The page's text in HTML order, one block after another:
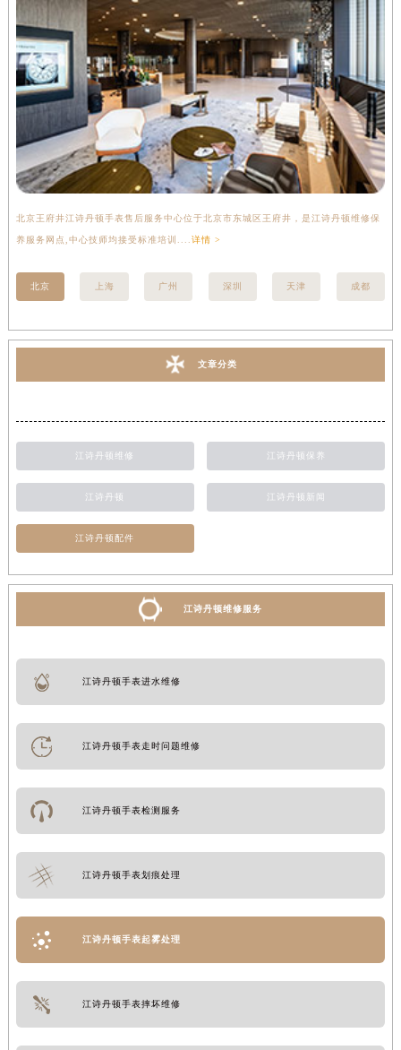
北京王府井江诗丹顿手表售后服务中心位于北京市东城区王府井，是江诗丹顿维修保
养服务网点,中心技师均接受标准培训.... 详情 >
北京 上海 广州 深圳 天津 成都
文章分类
江诗丹顿维修 江诗丹顿保养
江诗丹顿 江诗丹顿新闻
江诗丹顿配件
江诗丹顿维修服务
江诗丹顿手表进水维修
江诗丹顿手表走时问题维修
江诗丹顿手表检测服务
江诗丹顿手表划痕处理
江诗丹顿手表起雾处理
江诗丹顿手表摔坏维修